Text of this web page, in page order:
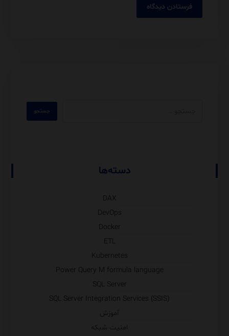
دسته‌ها
DAX
DevOps
Docker
ETL
Kubernetes
Power Query M formula language
SQL Server
SQL Server Integration Services (SSIS)
آموزش
امنیت شبکه